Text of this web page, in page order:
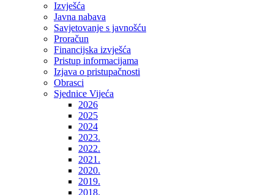
Izvješća
Javna nabava
Savjetovanje s javnošću
Proračun
Financijska izvješća
Pristup informacijama
Izjava o pristupačnosti
Obrasci
Sjednice Vijeća
2026
2025
2024
2023.
2022.
2021.
2020.
2019.
2018.